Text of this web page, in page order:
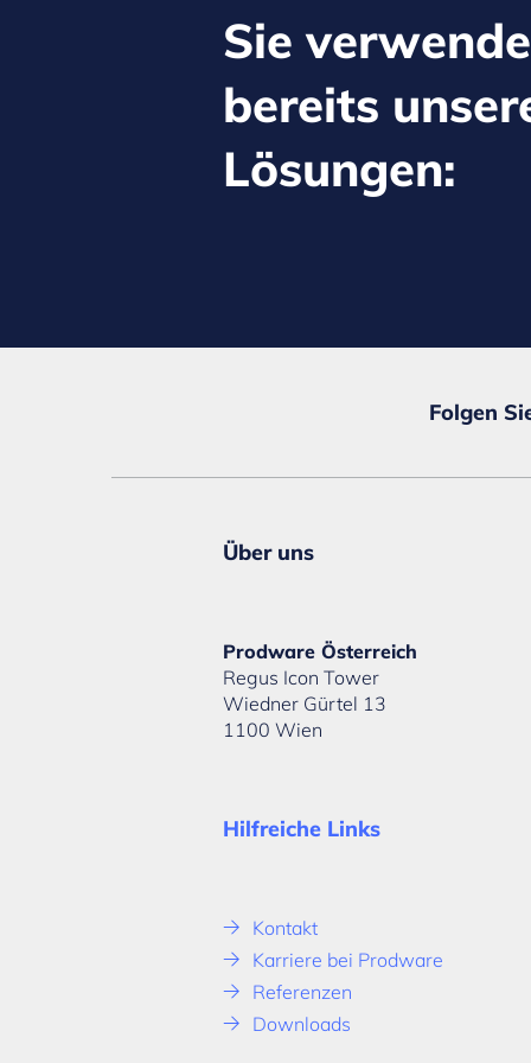
Sie
bereits
Lösungen:
Folgen
Über uns
Prodware Österreich
Regus Icon Tower
Wiedner Gürtel 13
1100 Wien
Hilfreiche Links
Kontakt
Karriere bei Prodware
Referenzen
Downloads